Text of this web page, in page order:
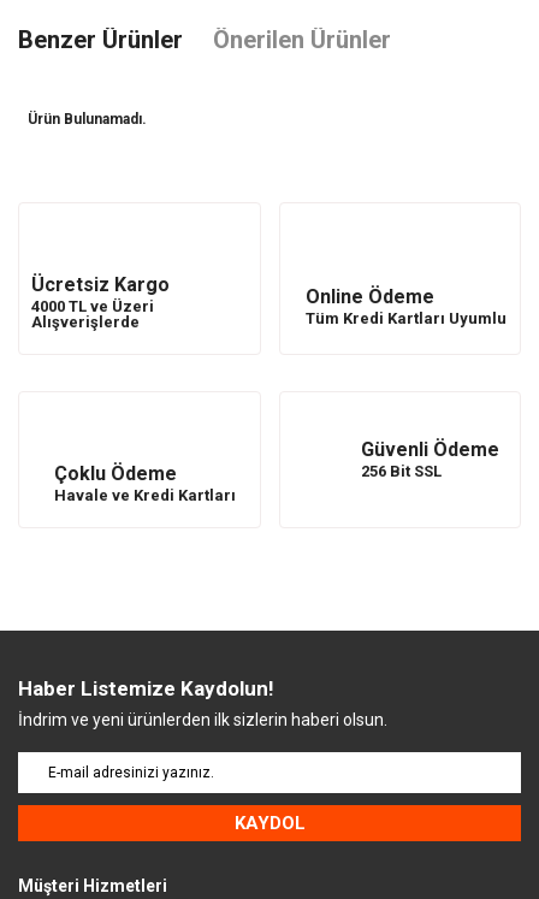
Benzer Ürünler Önerilen Ürünler
Ürün Bulunamadı.
Ücretsiz Kargo
4000 TL ve Üzeri
Alışverişlerde
Online Ödeme
Tüm Kredi Kartları Uyumlu
Çoklu Ödeme
Havale ve Kredi Kartları
Güvenli Ödeme
256 Bit SSL
Haber Listemize Kaydolun!
İndrim ve yeni ürünlerden ilk sizlerin haberi olsun.
KAYDOL
Müşteri Hizmetleri